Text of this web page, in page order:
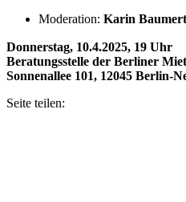
Moderation: Karin
Donnerstag, 10.4.2025, 19 Uhr
Beratungsstelle der Berliner
Sonnenallee 101, 12045 Berlin-
Seite teilen: